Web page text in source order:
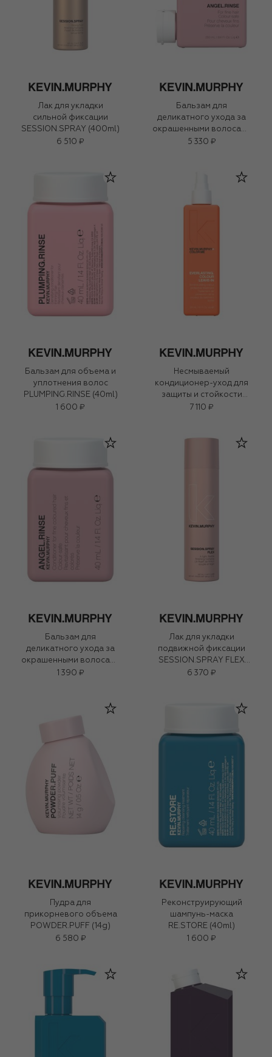
Лак для укладки
сильной фиксации
SESSION.SPRAY (400ml)
6 510 ₽
Бальзам для
деликатного ухода за
окрашенными волосами
ANGEL.RINSE (250ml)
5 330 ₽
Бальзам для объема и
уплотнения волос
PLUMPING.RINSE (40ml)
1 600 ₽
Несмываемый
кондиционер-уход для
защиты и стойкости
цвета волос
7 110 ₽
Бальзам для
деликатного ухода за
окрашенными волосами
ANGEL.RINSE (40ml)
1 390 ₽
Лак для укладки
подвижной фиксации
SESSION.SPRAY FLEX
(400ml)
6 370 ₽
Пудра для
прикорневого объема
POWDER.PUFF (14g)
6 580 ₽
Реконструирующий
шампунь-маска
RE.STORE (40ml)
1 600 ₽